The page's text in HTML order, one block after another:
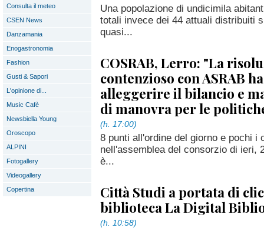
Consulta il meteo
CSEN News
Danzamania
Enogastronomia
Fashion
Gusti & Sapori
L'opinione di...
Music Cafè
Newsbiella Young
Oroscopo
ALPINI
Fotogallery
Videogallery
Copertina
Una popolazione di undicimila
totali invece dei 44 attuali distribuiti
quasi...
COSRAB, Lerro: "La
contenzioso con ASRAB
alleggerire il bilancio e
di manovra per le
(h. 17:00)
8 punti all'ordine del giorno e pochi i
nell'assemblea del consorzio di ieri,
è...
Città Studi a portata di
biblioteca La Digital
(h. 10:58)